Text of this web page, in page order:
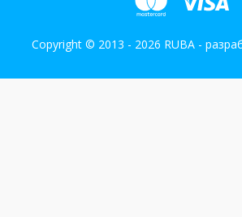
Copyright © 2013 - 2026 RUBA -